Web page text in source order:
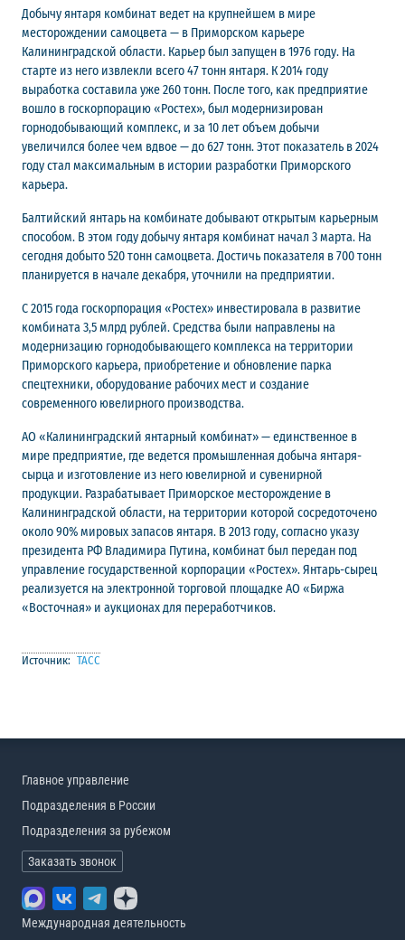
Добычу янтаря комбинат ведет на крупнейшем в мире
месторождении самоцвета — в Приморском карьере
Калининградской области. Карьер был запущен в 1976 году. На
старте из него извлекли всего 47 тонн янтаря. К 2014 году
выработка составила уже 260 тонн. После того, как предприятие
вошло в госкорпорацию «Ростех», был модернизирован
горнодобывающий комплекс, и за 10 лет объем добычи
увеличился более чем вдвое — до 627 тонн. Этот показатель в 2024
году стал максимальным в истории разработки Приморского
карьера.
Балтийский янтарь на комбинате добывают открытым карьерным
способом. В этом году добычу янтаря комбинат начал 3 марта. На
сегодня добыто 520 тонн самоцвета. Достичь показателя в 700 тонн
планируется в начале декабря, уточнили на предприятии.
С 2015 года госкорпорация «Ростех» инвестировала в развитие
комбината 3,5 млрд рублей. Средства были направлены на
модернизацию горнодобывающего комплекса на территории
Приморского карьера, приобретение и обновление парка
спецтехники, оборудование рабочих мест и создание
современного ювелирного производства.
АО «Калининградский янтарный комбинат» — единственное в
мире предприятие, где ведется промышленная добыча янтаря-
сырца и изготовление из него ювелирной и сувенирной
продукции. Разрабатывает Приморское месторождение в
Калининградской области, на территории которой сосредоточено
около 90% мировых запасов янтаря. В 2013 году, согласно указу
президента РФ Владимира Путина, комбинат был передан под
управление государственной корпорации «Ростех». Янтарь-сырец
реализуется на электронной торговой площадке АО «Биржа
«Восточная» и аукционах для переработчиков.
Источник: ТАСС
Главное управление
Подразделения в России
Подразделения за рубежом
Заказать звонок
Международная деятельность